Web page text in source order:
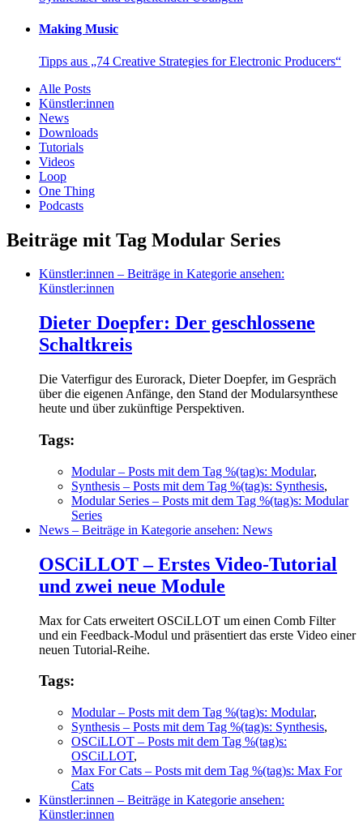
Making Music
Tipps aus „74 Creative Strategies for Electronic Producers“
Alle Posts
Künstler:innen
News
Downloads
Tutorials
Videos
Loop
One Thing
Podcasts
Beiträge mit Tag Modular Series
Künstler:innen – Beiträge in Kategorie ansehen:
Künstler:innen
Dieter Doepfer: Der geschlossene
Schaltkreis
Die Vaterfigur des Eurorack, Dieter Doepfer, im Gespräch
über die eigenen Anfänge, den Stand der Modularsynthese
heute und über zukünftige Perspektiven.
Tags:
Modular– Posts mit dem Tag %(tag)s: Modular,
Synthesis – Posts mit dem Tag %(tag)s: Synthesis,
Modular Series – Posts mit dem Tag %(tag)s: Modular
Series
News – Beiträge in Kategorie ansehen: News
OSCiLLOT – Erstes Video-Tutorial
und zwei neue Module
Max for Cats erweitert OSCiLLOT um einen Comb Filter
und ein Feedback-Modul und präsentiert das erste Video einer
neuen Tutorial-Reihe.
Tags:
Modular– Posts mit dem Tag %(tag)s: Modular,
Synthesis – Posts mit dem Tag %(tag)s: Synthesis,
OSCiLLOT – Posts mit dem Tag %(tag)s:
OSCiLLOT,
Max For Cats – Posts mit dem Tag %(tag)s: Max For
Cats
Künstler:innen – Beiträge in Kategorie ansehen:
Künstler:innen